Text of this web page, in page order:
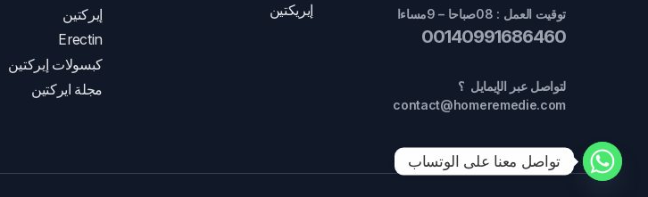
توقيت العمل : 08صباحا – 9مساءا
00140991686460
لتواصل عبر الإيمايل ؟
contact@homeremedie.com
إيريكتين
إيركتين
Erectin
كبسولات إيركتين
مجلة ايركتين
تواصل معنا على الوتساب